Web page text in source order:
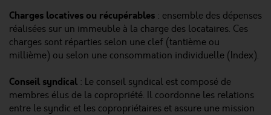
Charges locatives ou récupérables : ensemble des dépenses
réalisées sur un immeuble à la charge des locataires. Ces
charges sont réparties selon une clef (tantième ou
millième) ou selon une consommation individuelle (Index).
Conseil syndical : Le conseil syndical est composé de
membres élus de la copropriété. Il coordonne les relations
entre le syndic et les copropriétaires et assure une mission